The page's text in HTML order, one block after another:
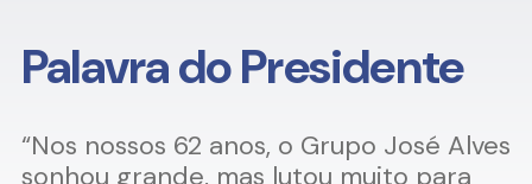
Palavra do Presidente
“Nos nossos 62 anos, o Grupo José Alves
sonhou grande, mas lutou muito para